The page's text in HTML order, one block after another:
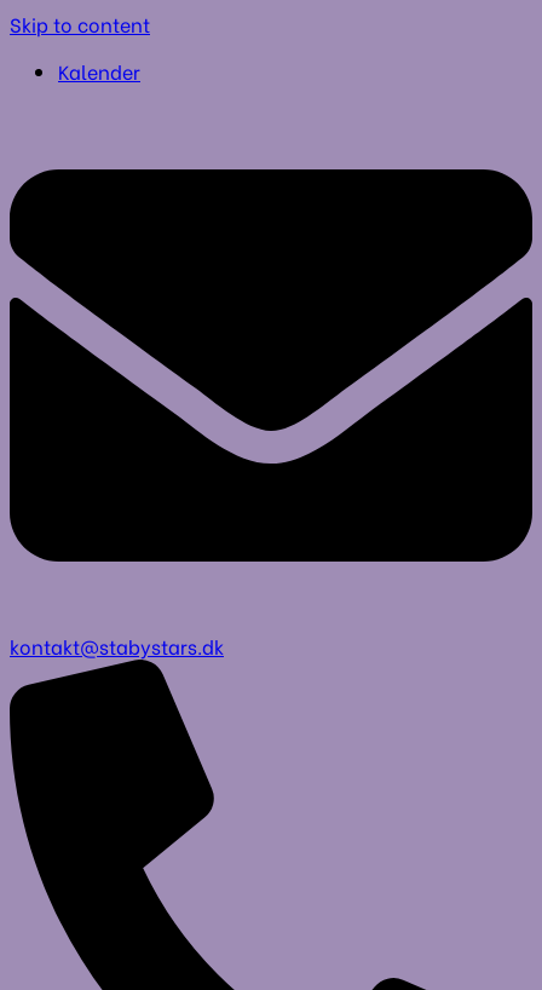
Skip to content
Kalender
kontakt@stabystars.dk